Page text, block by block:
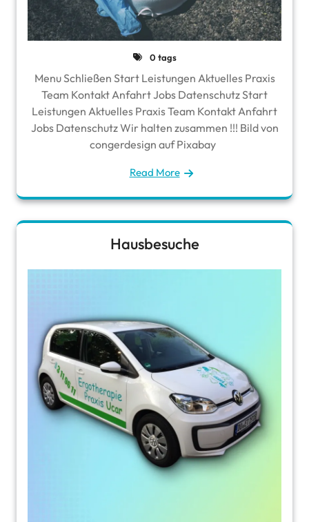
0 tags
Menu Schließen Start Leistungen Aktuelles Praxis
Team Kontakt Anfahrt Jobs Datenschutz Start
Leistungen Aktuelles Praxis Team Kontakt Anfahrt
Jobs Datenschutz Wir halten zusammen !!! Bild von
congerdesign auf Pixabay
Read More
Hausbesuche